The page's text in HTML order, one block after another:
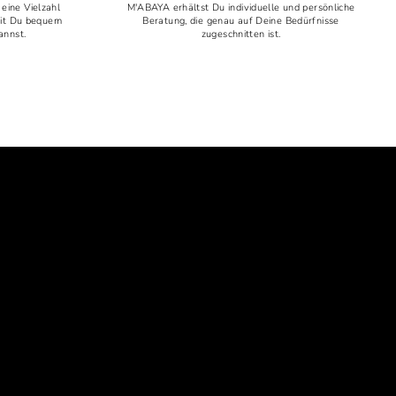
Vielzahl
Du bequem
M'ABAYA erhältst Du individuelle und persönliche
Beratung, die genau auf Deine Bedürfnisse
zugeschnitten ist.